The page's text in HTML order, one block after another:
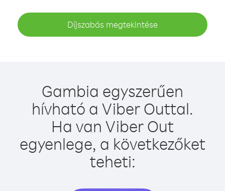
Díjszabás megtekintése
Gambia egyszerűen
hívható a Viber Outtal.
Ha van Viber Out
egyenlege, a következőket
teheti: